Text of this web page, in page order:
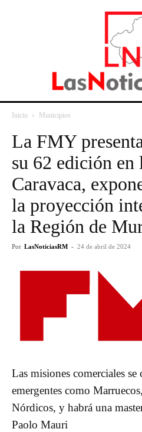
Inicio Municipios
La FMY
su 62 edición en
Caravaca,
la proyección
la Región de
Por LasNoticiasRM - 24 de abril de 2024
Las misiones comerciales se
emergentes como
Nórdicos, y habrá una
Paolo Mauri